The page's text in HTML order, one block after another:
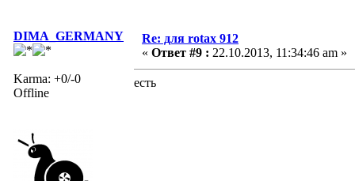
DIMA_GERMANY
Karma: +0/-0
Offline
Re: для rotax 912
« Ответ #9 : 22.10.2013, 11:34:46 am »
есть